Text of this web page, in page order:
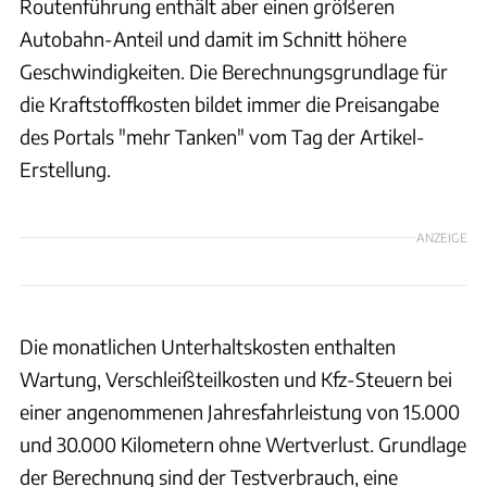
Routenführung enthält aber einen größeren
Autobahn-Anteil und damit im Schnitt höhere
Geschwindigkeiten. Die Berechnungsgrundlage für
die Kraftstoffkosten bildet immer die Preisangabe
des Portals "mehr Tanken" vom Tag der Artikel-
Erstellung.
ANZEIGE
Die monatlichen Unterhaltskosten enthalten
Wartung, Verschleißteilkosten und Kfz-Steuern bei
einer angenommenen Jahresfahrleistung von 15.000
und 30.000 Kilometern ohne Wertverlust. Grundlage
der Berechnung sind der Testverbrauch, eine